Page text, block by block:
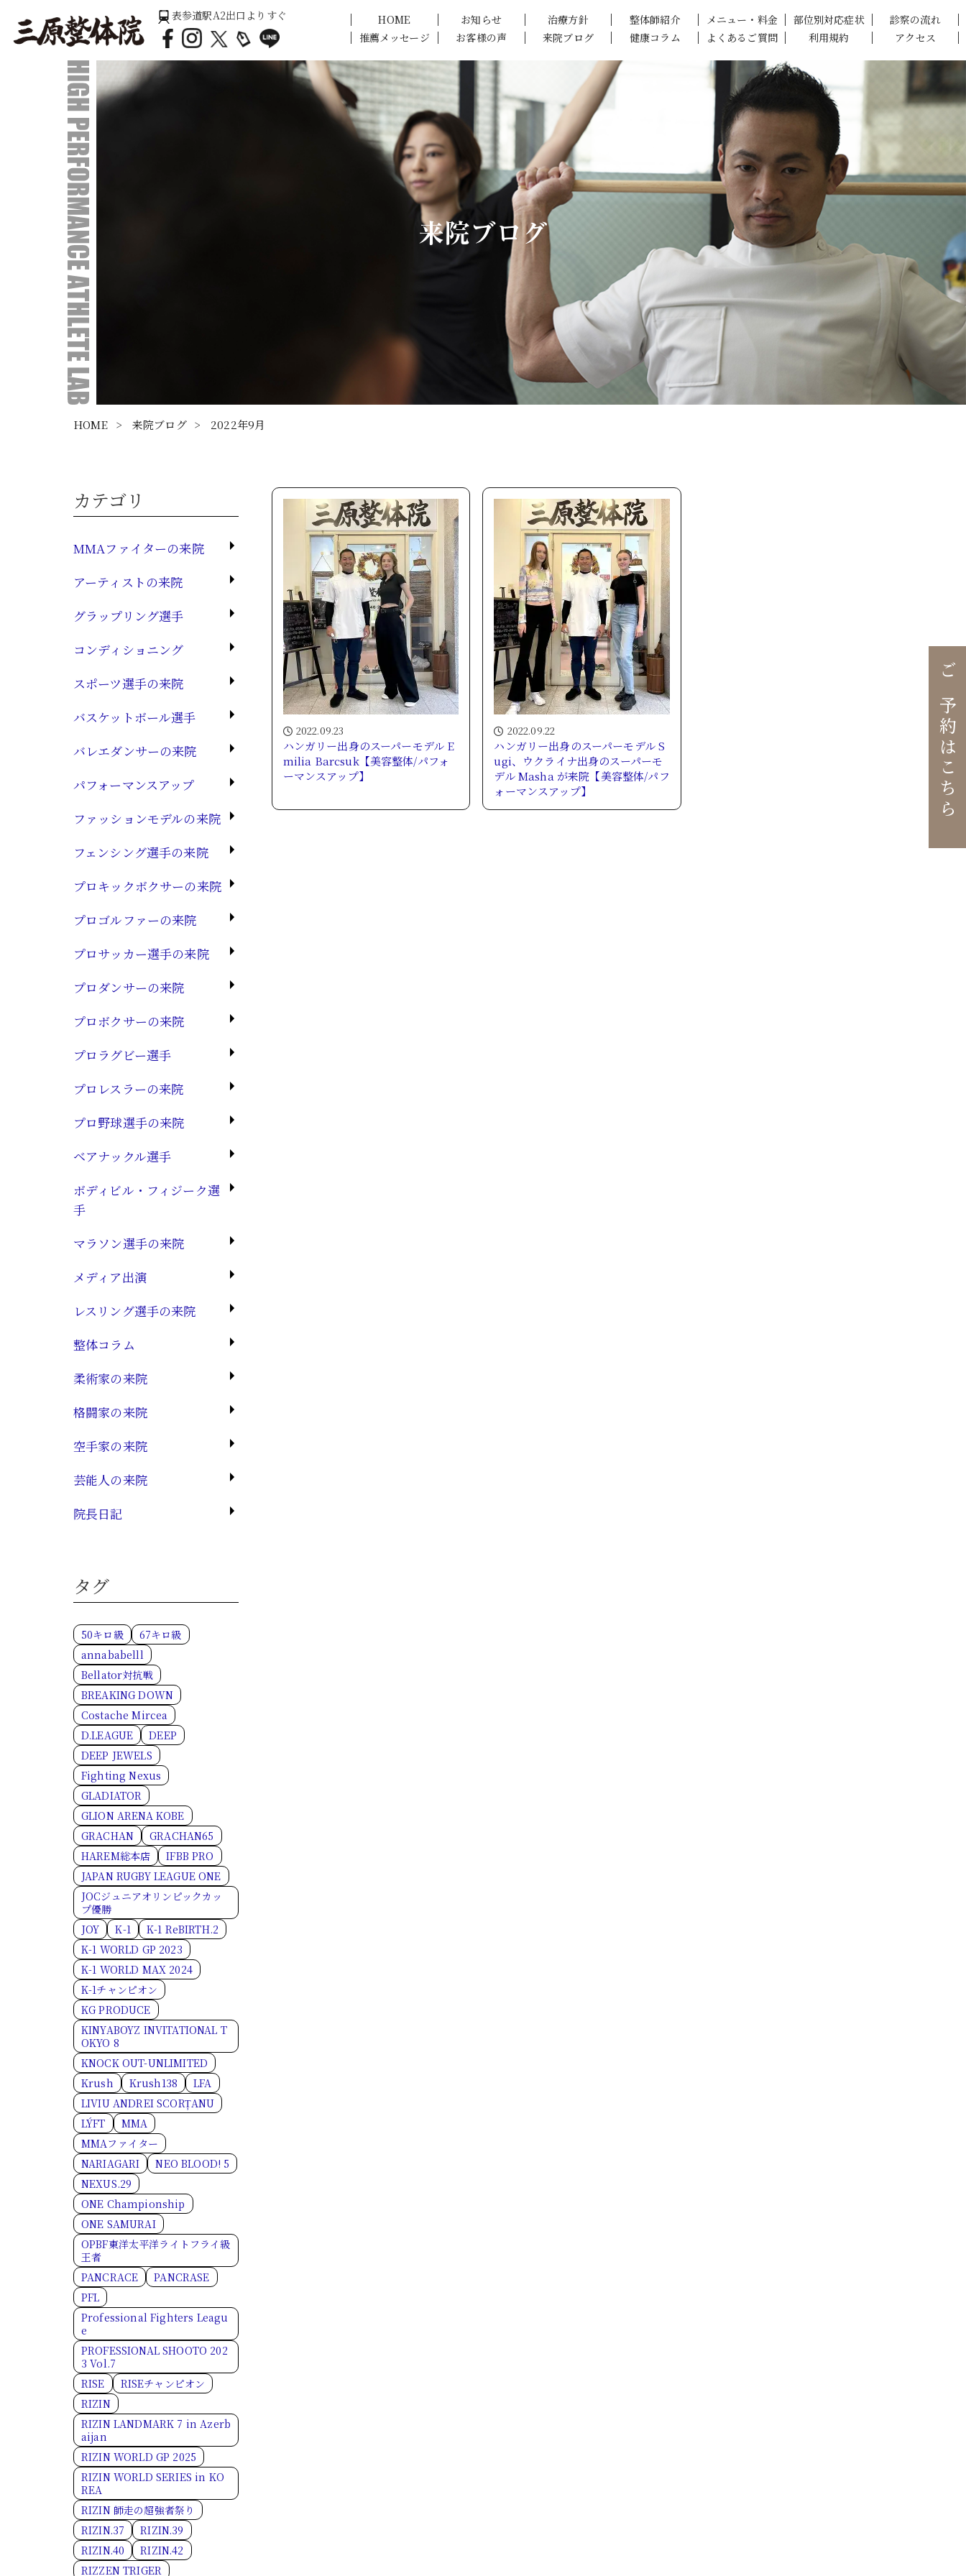
表参道駅A2出口よりすぐ HOME お知らせ 治療方針 整体師紹介 メニュー・料金 部位別対応症状
診察の流れ
推薦メッセージ
お客様の声 来院ブログ 健康コラム よくあるご質問 利用規約 アクセス
ご予約はこちら
来院ブログ
HOME > 来院ブログ > 2022年9月
2022.09.23
ハンガリー出身のスーパーモデル E
milia Barcsuk【美容整体/パフォ
ーマンスアップ】
2022.09.22
ハンガリー出身のスーパーモデル S
ugi、ウクライナ出身のスーパーモ
デル Masha が来院【美容整体/パフ
ォーマンスアップ】
カテゴリ
MMAファイターの来院
アーティストの来院
グラップリング選手
コンディショニング
スポーツ選手の来院
バスケットボール選手
バレエダンサーの来院
パフォーマンスアップ
ファッションモデルの来院
フェンシング選手の来院
プロキックボクサーの来院
プロゴルファーの来院
プロサッカー選手の来院
プロダンサーの来院
プロボクサーの来院
プロラグビー選手
プロレスラーの来院
プロ野球選手の来院
ベアナックル選手
ボディビル・フィジーク選
手
マラソン選手の来院
メディア出演
レスリング選手の来院
整体コラム
柔術家の来院
格闘家の来院
空手家の来院
芸能人の来院
院長日記
タグ
50キロ級
67キロ級
annababelll
Bellator対抗戦
BREAKING DOWN
Costache Mircea
D.LEAGUE
DEEP
DEEP JEWELS
Fighting Nexus
GLADIATOR
GLION ARENA KOBE
GRACHAN
GRACHAN65
HAREM総本店
IFBB PRO
JAPAN RUGBY LEAGUE ONE
JOCジュニアオリンピックカッ
プ優勝
JOY
K-1
K-1 ReBIRTH.2
K-1 WORLD GP 2023
K-1 WORLD MAX 2024
K-1チャンピオン
KG PRODUCE
KINYABOYZ INVITATIONAL T
OKYO 8
KNOCK OUT-UNLIMITED
Krush
Krush138
LFA
LIVIU ANDREI SCORȚANU
LÝFT
MMA
MMAファイター
NARIAGARI
NEO BLOOD! 5
NEXUS.29
ONE Championship
ONE SAMURAI
OPBF東洋太平洋ライトフライ級
王者
PANCRACE
PANCRASE
PFL
Professional Fighters Leagu
e
PROFESSIONAL SHOOTO 202
3 Vol.7
RISE
RISEチャンピオン
RIZIN
RIZIN LANDMARK 7 in Azerb
aijan
RIZIN WORLD GP 2025
RIZIN WORLD SERIES in KO
REA
RIZIN 師走の超強者祭り
RIZIN.37
RIZIN.39
RIZIN.40
RIZIN.42
RIZZEN TRIGER